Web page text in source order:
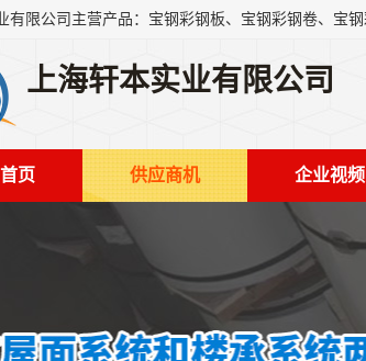
上海轩本实业有限公司
页 供应商机 企业视频